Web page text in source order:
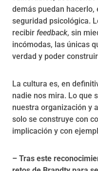
demás puedan hacerlo,
seguridad psicológica.
recibir feedback, sin
incómodas, las únicas
verdad y poder
La cultura es, en
nadie nos mira. Lo que
nuestra organización y
solo se construye con
implicación y con
– Tras este